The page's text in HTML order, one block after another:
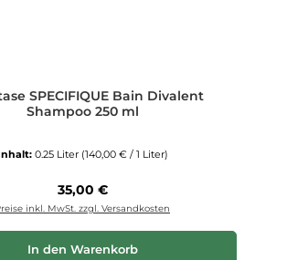
SPECIFIQUE Bain Divalent
Shampoo 250 ml
0.25 Liter (140,00 € / 1 Liter)
Regulärer Preis:
35,00 €
inkl. MwSt. zzgl. Versandkosten
In den Warenkorb